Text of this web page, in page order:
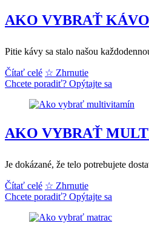
2026
❤️
a
zákazníkov
AKO VYBRAŤ
Pitie kávy sa stalo našou
Čítať celéAKO
VYBRAŤ
→
❤️
+TOP
✔️
najlepšie
kávovary,
skúsenosti
a
hodnotenia
☆ Zhrnutie
Chcete poradiť? Opýtajte sa
AKO VYBRAŤ
Je dokázané, že telo potrebujete
Čítať celéAKO
VYBRAŤ
❤️
☆ Zhrnutie
Chcete poradiť? Opýtajte sa